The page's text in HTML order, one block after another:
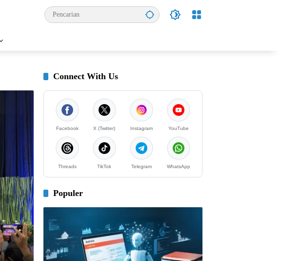
Connect With Us
Facebook X (Twitter) Instagram YouTube
Threads TikTok Telegram WhatsApp
Populer